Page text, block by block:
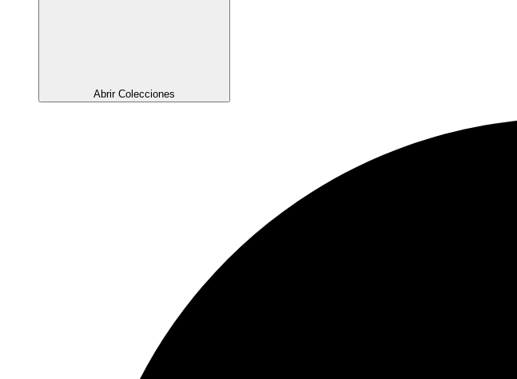
Abrir Colecciones